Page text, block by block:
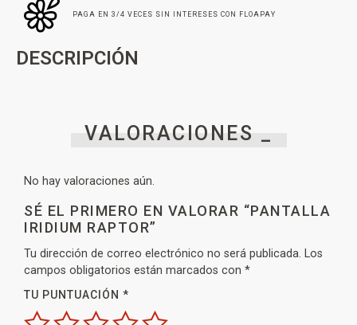
PAGA EN 3/4 VECES SIN INTERESES CON FLOAPAY
DESCRIPCIÓN
VALORACIONES _
No hay valoraciones aún.
SÉ EL PRIMERO EN VALORAR “PANTALLA
IRIDIUM RAPTOR”
Tu dirección de correo electrónico no será publicada. Los
campos obligatorios están marcados con *
TU PUNTUACIÓN *